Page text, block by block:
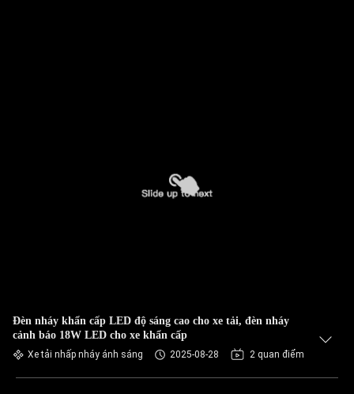
Đèn nháy khẩn cấp LED độ sáng cao cho xe tải, đèn nháy
cảnh báo 18W LED cho xe khẩn cấp
Xe tải nhấp nháy ánh sáng 2025-08-28 2 quan điểm